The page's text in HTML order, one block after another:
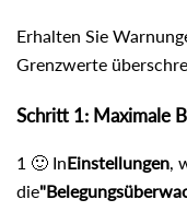
Erhalten Sie
Grenzwerte
Schritt 1: Maximale
1 🙂 InEinstellungen,
die